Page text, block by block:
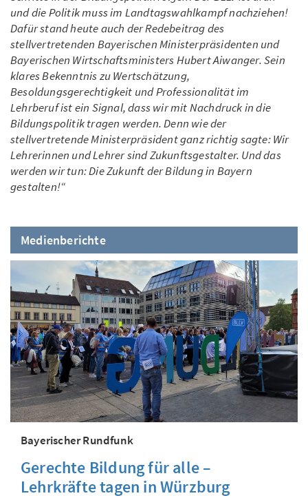
und die Politik muss im Landtagswahlkampf nachziehen!
Dafür stand heute auch der Redebeitrag des
stellvertretenden Bayerischen Ministerpräsidenten und
Bayerischen Wirtschaftsministers Hubert Aiwanger. Sein
klares Bekenntnis zu Wertschätzung,
Besoldungsgerechtigkeit und Professionalität im
Lehrberuf ist ein Signal, dass wir mit Nachdruck in die
Bildungspolitik tragen werden. Denn wie der
stellvertretende Ministerpräsident ganz richtig sagte: Wir
Lehrerinnen und Lehrer sind Zukunftsgestalter. Und das
werden wir tun: Die Zukunft der Bildung in Bayern
gestalten!“
Medienberichte
Bayerischer Rundfunk
Gerechte Bildung für alle –
Lehrkräfte tagen in Würzburg